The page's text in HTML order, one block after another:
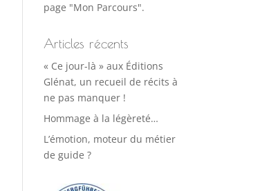
page "Mon Parcours".
Articles récents
« Ce jour-là » aux Éditions
Glénat, un recueil de récits à
ne pas manquer !
Hommage à la légèreté…
L’émotion, moteur du métier
de guide ?